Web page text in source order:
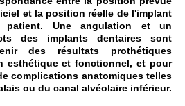
et la position réelle de l'implant
Une angulation et un
des implants dentaires sont
des résultats prothétiques
esthétique et fonctionnel, et pour
complications anatomiques telles
ou du canal alvéolaire inférieur.